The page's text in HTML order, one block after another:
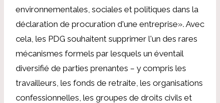
environnementales, sociales et politiques dans la
déclaration de procuration d'une entreprise». Avec
cela, les PDG souhaitent supprimer l'un des rares
mécanismes formels par lesquels un éventail
diversifié de parties prenantes – y compris les
travailleurs, les fonds de retraite, les organisations
confessionnelles, les groupes de droits civils et